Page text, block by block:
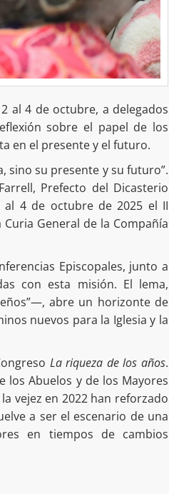
al 4 de octubre, a delegados
sobre el papel de los
en el presente y el futuro.
sino su presente y su futuro”.
Prefecto del Dicasterio
al 4 de octubre de 2025 el II
General de la Compañía
Episcopales, junto a
con esta misión. El lema,
abre un horizonte de
nuevos para la Iglesia y la
La riqueza de los años.
los Abuelos y de los Mayores
vejez en 2022 han reforzado
a ser el escenario de una
en tiempos de cambios